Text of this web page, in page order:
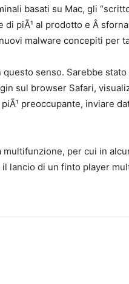
basati su Mac, gli
di piÃ¹ al prodotto e Â
malware concepiti per
senso. Sarebbe stato
sul browser Safari,
preoccupante, inviare
per cui in
lancio di un finto player